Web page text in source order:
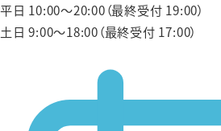
平日 10:00〜20:00（最終受付 19:00）
土日 9:00〜18:00（最終受付 17:00）